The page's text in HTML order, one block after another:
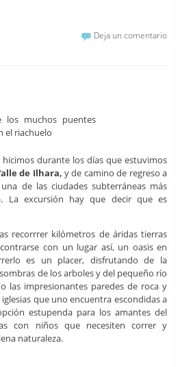
Deja un comentario
durante los días que estuvimos
de Ilhara,y de camino de regreso a
de las ciudades subterráneas más
La excursión hay que decir que es
recorrrer kilómetros de áridas tierras
con un lugar así, un oasis en
es un placer, disfrutando de la
de los arboles y del pequeño río
las impresionantes paredes de roca y
que uno encuentra escondidas a
estupenda para los amantes del
con niños que necesiten correr y
naturaleza.